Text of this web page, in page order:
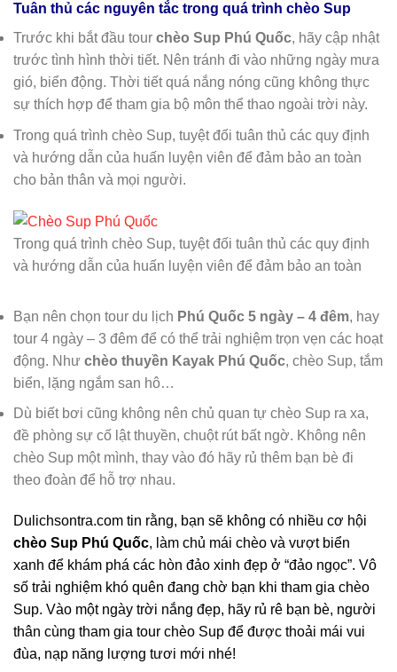
Tuân thủ các nguyên tắc trong quá trình chèo Sup
Trước khi bắt đầu tour chèo Sup Phú Quốc, hãy cập nhật
trước tình hình thời tiết. Nên tránh đi vào những ngày mưa
gió, biển động. Thời tiết quá nắng nóng cũng không thực
sự thích hợp để tham gia bộ môn thể thao ngoài trời này.
Trong quá trình chèo Sup, tuyệt đối tuân thủ các quy định
và hướng dẫn của huấn luyện viên để đảm bảo an toàn
cho bản thân và mọi người.
Trong quá trình chèo Sup, tuyệt đối tuân thủ các quy định
và hướng dẫn của huấn luyện viên để đảm bảo an toàn
Bạn nên chọn tour du lịch Phú Quốc 5 ngày – 4 đêm, hay
tour 4 ngày – 3 đêm để có thể trải nghiệm trọn vẹn các hoạt
động. Như chèo thuyền Kayak Phú Quốc, chèo Sup, tắm
biển, lặng ngắm san hô…
Dù biết bơi cũng không nên chủ quan tự chèo Sup ra xa,
đề phòng sự cố lật thuyền, chuột rút bất ngờ. Không nên
chèo Sup một mình, thay vào đó hãy rủ thêm bạn bè đi
theo đoàn để hỗ trợ nhau.
Dulichsontra.com tin rằng, bạn sẽ không có nhiều cơ hội
chèo Sup Phú Quốc, làm chủ mái chèo và vượt biển
xanh để khám phá các hòn đảo xinh đẹp ở “đảo ngọc”. Vô
số trải nghiệm khó quên đang chờ bạn khi tham gia chèo
Sup. Vào một ngày trời nắng đẹp, hãy rủ rê bạn bè, người
thân cùng tham gia tour chèo Sup để được thoải mái vui
đùa, nạp năng lượng tươi mới nhé!